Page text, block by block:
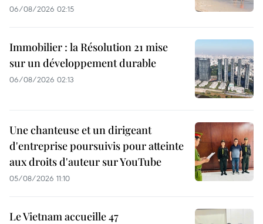
06/08/2026 02:15
Immobilier : la Résolution 21 mise
sur un développement durable
06/08/2026 02:13
Une chanteuse et un dirigeant
d'entreprise poursuivis pour atteinte
aux droits d'auteur sur YouTube
05/08/2026 11:10
Le Vietnam accueille 47